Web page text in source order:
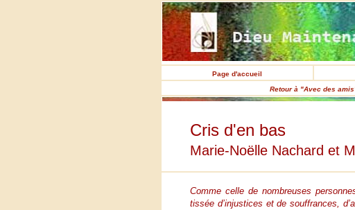
Page d'accueil
Retour à "Avec des
Cris d'en bas
Marie-Noëlle Nachard et
Comme celle de nombreuses
tissée d’injustices et de souffrances,